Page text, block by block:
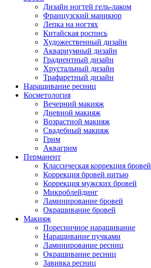
Дизайн ногтей гель-лаком
Французский маникюр
Лепка на ногтях
Китайская роспись
Художественный дизайн
Аквариумный дизайн
Градиентный дизайн
Хрустальный дизайн
Трафаретный дизайн
Наращивание ресниц
Косметология
Вечерний макияж
Дневной макияж
Возрастной макияж
Свадебный макияж
Грим
Аквагрим
Перманент
Классическая коррекция бровей
Коррекция бровей нитью
Коррекция мужских бровей
Микроблейдинг
Ламинирование бровей
Окрашивание бровей
Макияж
Поресничное наращивание
Наращивание пучками
Ламинирование ресниц
Окрашивание ресниц
Завивка ресниц